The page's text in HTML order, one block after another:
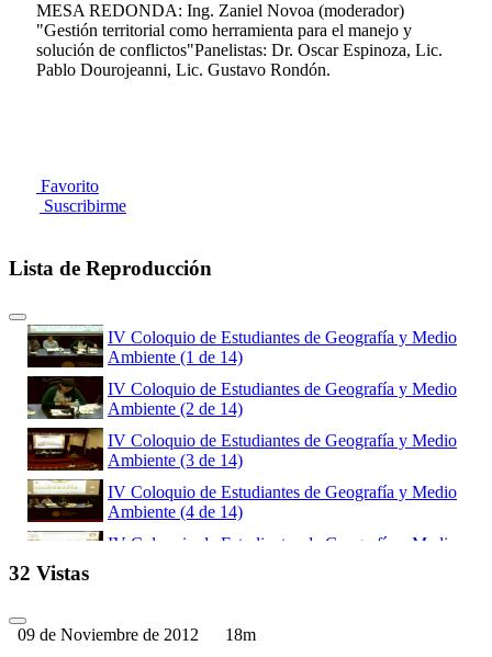
MESA REDONDA: Ing. Zaniel Novoa (moderador)
"Gestión territorial como herramienta para el manejo y
solución de conflictos"Panelistas: Dr. Oscar Espinoza, Lic.
Pablo Dourojeanni, Lic. Gustavo Rondón.
Favorito
Suscribirme
Lista de Reproducción
IV Coloquio de Estudiantes de Geografía y Medio
Ambiente (1 de 14)
IV Coloquio de Estudiantes de Geografía y Medio
Ambiente (2 de 14)
IV Coloquio de Estudiantes de Geografía y Medio
Ambiente (3 de 14)
IV Coloquio de Estudiantes de Geografía y Medio
Ambiente (4 de 14)
IV Coloquio de Estudiantes de Geografía y Medio
IV Coloquio de Estudiantes de Geografía y Medio
32 Vistas
09 de Noviembre de 2012 18m